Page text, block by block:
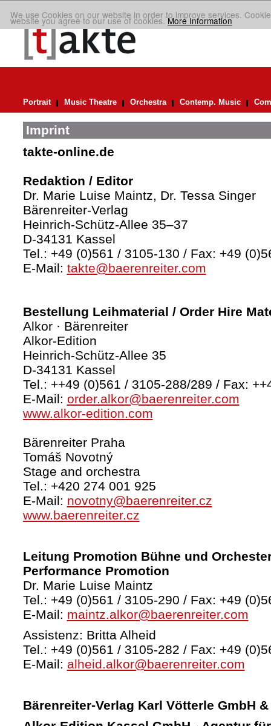
We use Cookies on our website in order to improve services.
website you agree to our use of cookies.More Information
Portrait Music Theatre Orchestra Contemp. Music
Imprint
takte-online.de
Redaktion / Editor
Dr. Marie Luise Maintz, Dr. Tessa Singer
Bärenreiter-Verlag
Heinrich-Schütz-Allee 35–37
D-34131 Kassel
Tel.: +49 (0)561 / 3105-130 / Fax: +49
E-Mail: takte@baerenreiter.com
Bestellung Leihmaterial / Order Hire
Alkor · Bärenreiter
Alkor-Edition
Heinrich-Schütz-Allee 35
D-34131 Kassel
Tel.: ++49 (0)561 / 3105-288/289 / Fax:
E-Mail: order.alkor@baerenreiter.com
www.alkor-edition.com
Bärenreiter Praha
Tomáš Novotný
Stage and orchestra
Tel.: +420 274 001 925
E-Mail: novotny@baerenreiter.cz
www.baerenreiter.cz
Leitung Promotion Bühne und
Performance Promotion
Dr. Marie Luise Maintz
Tel.: +49 (0)561 / 3105-290 / Fax: +49
E-Mail: maintz.alkor@baerenreiter.com
Assistenz: Britta Alheid
Tel.: +49 (0)561 / 3105-282 / Fax: +49
E-Mail: alheid.alkor@baerenreiter.com
Bärenreiter-Verlag Karl Vötterle GmbH &